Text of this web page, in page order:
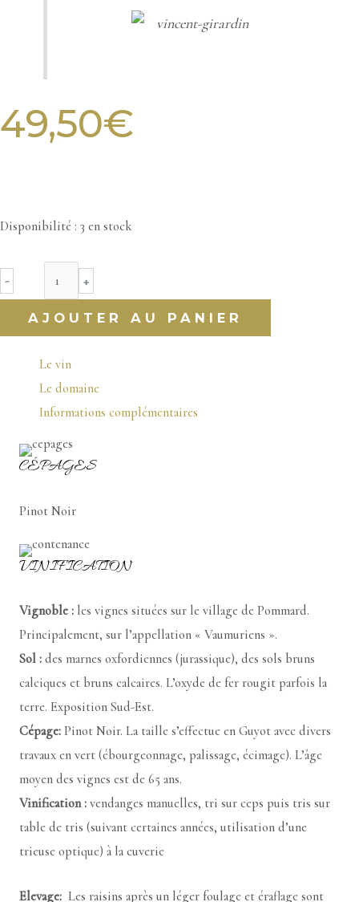
49,50€
Disponibilité : 3 en stock
- quantité
de
Pommard
Village
Noizons
Vincent
Girardin
+
AJOUTER AU PANIER
Le vin
Le domaine
Informations complémentaires
CÉPAGES
Pinot Noir
VINIFICATION
Vignoble : les vignes situées sur le village de Pommard.
Principalement, sur l’appellation « Vaumuriens ».
Sol : des marnes oxfordiennes (jurassique), des sols bruns
calciques et bruns calcaires. L’oxyde de fer rougit parfois la
terre. Exposition Sud-Est.
Cépage: Pinot Noir. La taille s’effectue en Guyot avec divers
travaux en vert (ébourgeonnage, palissage, écimage). L’âge
moyen des vignes est de 65 ans.
Vinification : vendanges manuelles, tri sur ceps puis tris sur
table de tris (suivant certaines années, utilisation d’une
trieuse optique) à la cuverie
Elevage: Les raisins après un léger foulage et éraflage sont